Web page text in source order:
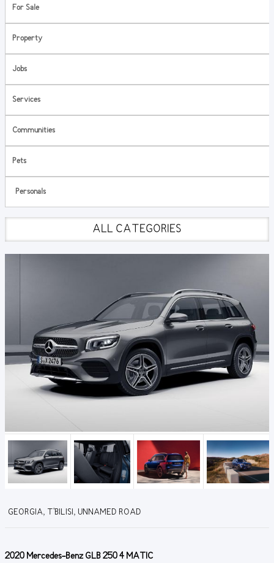
For Sale
Property
Jobs
Services
Communities
Pets
Personals
ALL CATEGORIES
GEORGIA, T'BILISI, UNNAMED ROAD
2020 Mercedes-Benz GLB 250 4 MATIC